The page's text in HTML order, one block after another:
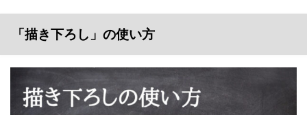
「描き下ろし」の使い方